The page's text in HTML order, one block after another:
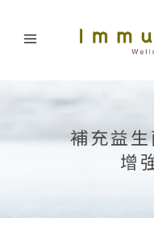
補充益
增